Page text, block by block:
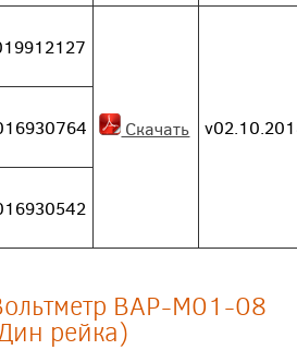
Скачать
ВАР-М01-08
рейка)